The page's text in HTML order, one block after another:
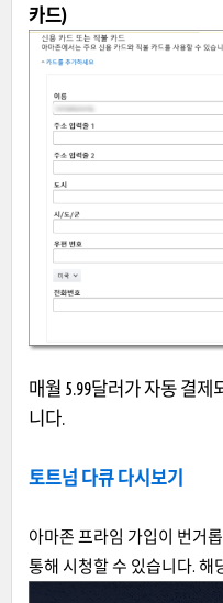
카드)
매월 5.99달러가 자동 결
니다.
토트넘 다큐 다시보기
아마존 프라임 가입이 번거
통해 시청할 수 있습니다. 해